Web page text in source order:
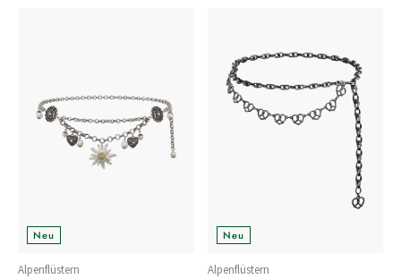
Neu
Alpenflüstern
Neu
Alpenflüstern